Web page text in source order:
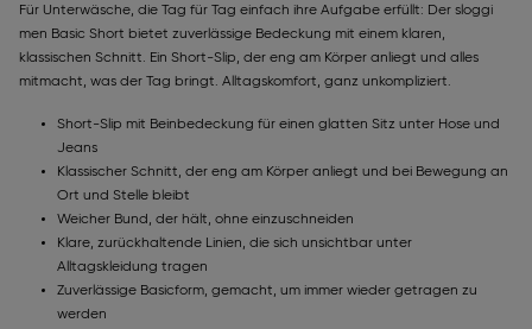
Für Unterwäsche, die Tag für Tag einfach ihre Aufgabe erfüllt: Der sloggi
men Basic Short bietet zuverlässige Bedeckung mit einem klaren,
klassischen Schnitt. Ein Short-Slip, der eng am Körper anliegt und alles
mitmacht, was der Tag bringt. Alltagskomfort, ganz unkompliziert.
Short-Slip mit Beinbedeckung für einen glatten Sitz unter Hose und
Jeans
Klassischer Schnitt, der eng am Körper anliegt und bei Bewegung an
Ort und Stelle bleibt
Weicher Bund, der hält, ohne einzuschneiden
Klare, zurückhaltende Linien, die sich unsichtbar unter
Alltagskleidung tragen
Zuverlässige Basicform, gemacht, um immer wieder getragen zu
werden